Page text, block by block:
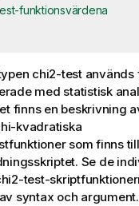
funktionsvärdena
chi2-testanvänds
med statistisk
finns en beskrivning
kvadratiska
som finns
Se de
test-
syntax och argument.